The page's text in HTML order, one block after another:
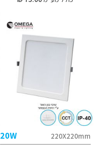
220X220mm
20W